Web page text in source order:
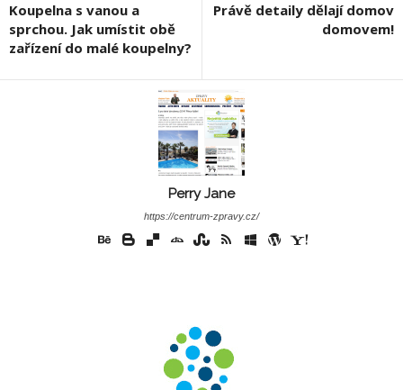
Koupelna s vanou a
sprchou. Jak umístit obě
zařízení do malé koupelny?
Právě detaily dělají domov
domovem!
Perry Jane
https://centrum-zpravy.cz/